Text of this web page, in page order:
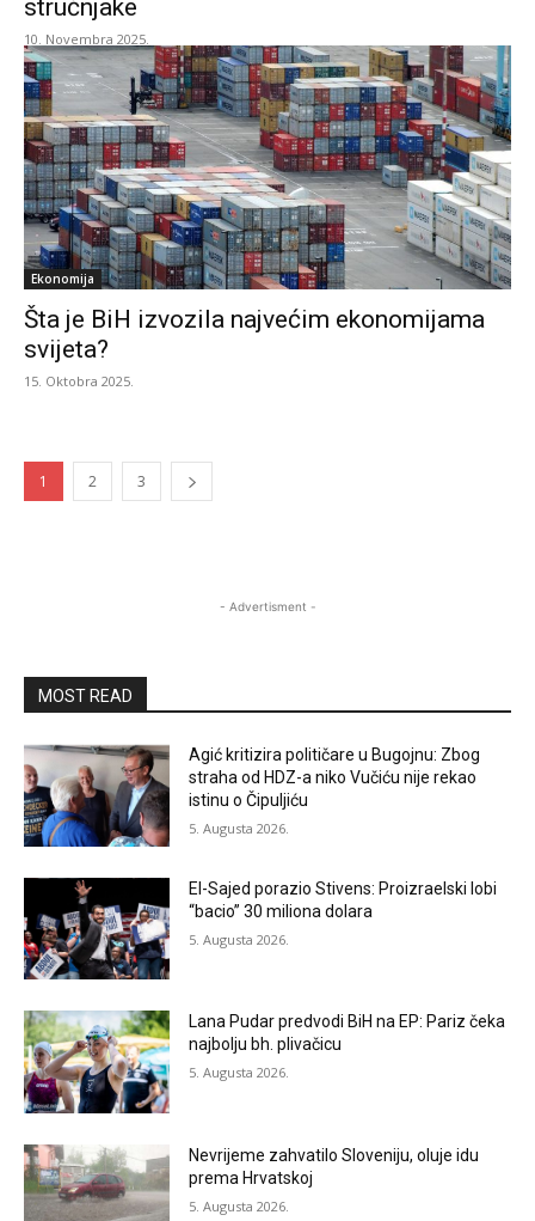
stručnjake
10. Novembra 2025.
Ekonomija
Šta je BiH izvozila najvećim ekonomijama
svijeta?
15. Oktobra 2025.
1 2 3
- Advertisment -
MOST READ
Agić kritizira političare u Bugojnu: Zbog
straha od HDZ-a niko Vučiću nije rekao
istinu o Čipuljiću
5. Augusta 2026.
El-Sajed porazio Stivens: Proizraelski lobi
“bacio” 30 miliona dolara
5. Augusta 2026.
Lana Pudar predvodi BiH na EP: Pariz čeka
najbolju bh. plivačicu
5. Augusta 2026.
Nevrijeme zahvatilo Sloveniju, oluje idu
prema Hrvatskoj
5. Augusta 2026.